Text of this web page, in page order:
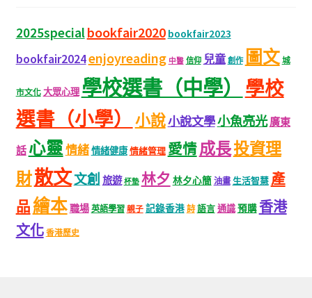
2025specialbookfair2020 bookfair2023
bookfair2024enjoyreading 中醫 信仰 兒童 創作 圖文 城
市文化 大眾心理 學校選書（中學）
學校
選書（小學）
小說小說文學小魚亮光 廣東
話 心靈情緒情緒健康情緒管理 愛情成長投資理
財散文文創 旅遊 杯墊 林夕 林夕心簡 油畫 生活智慧 產
品繪本職場 英語學習 親子 記錄香港 詩 語言通識預購香港
文化 香港歷史